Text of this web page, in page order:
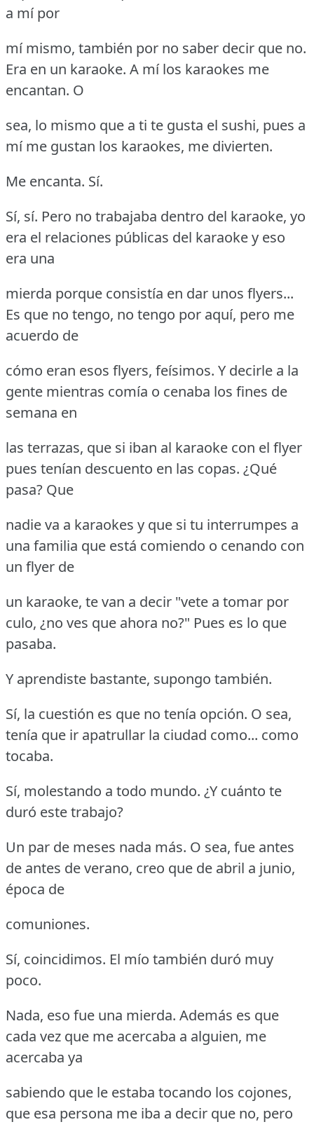
a mí por
mí mismo, también por no saber decir que no.
Era en un karaoke. A mí los karaokes me
encantan. O
sea, lo mismo que a ti te gusta el sushi, pues a
mí me gustan los karaokes, me divierten.
Me encanta. Sí.
Sí, sí. Pero no trabajaba dentro del karaoke, yo
era el relaciones públicas del karaoke y eso
era una
mierda porque consistía en dar unos flyers...
Es que no tengo, no tengo por aquí, pero me
acuerdo de
cómo eran esos flyers, feísimos. Y decirle a la
gente mientras comía o cenaba los fines de
semana en
las terrazas, que si iban al karaoke con el flyer
pues tenían descuento en las copas. ¿Qué
pasa? Que
nadie va a karaokes y que si tu interrumpes a
una familia que está comiendo o cenando con
un flyer de
un karaoke, te van a decir "vete a tomar por
culo, ¿no ves que ahora no?" Pues es lo que
pasaba.
Y aprendiste bastante, supongo también.
Sí, la cuestión es que no tenía opción. O sea,
tenía que ir apatrullar la ciudad como... como
tocaba.
Sí, molestando a todo mundo. ¿Y cuánto te
duró este trabajo?
Un par de meses nada más. O sea, fue antes
de antes de verano, creo que de abril a junio,
época de
comuniones.
Sí, coincidimos. El mío también duró muy
poco.
Nada, eso fue una mierda. Además es que
cada vez que me acercaba a alguien, me
acercaba ya
sabiendo que le estaba tocando los cojones,
que esa persona me iba a decir que no, pero